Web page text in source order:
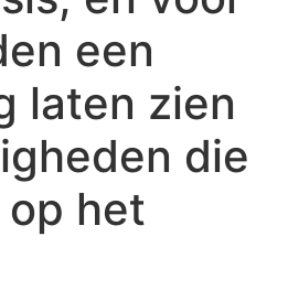
een
laten zien
die
het